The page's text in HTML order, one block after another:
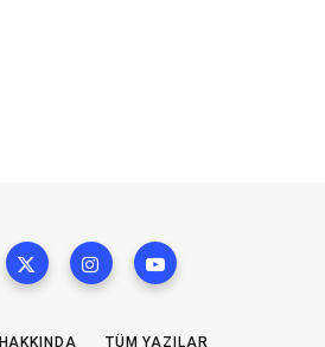
HAKKINDA TÜM YAZILAR